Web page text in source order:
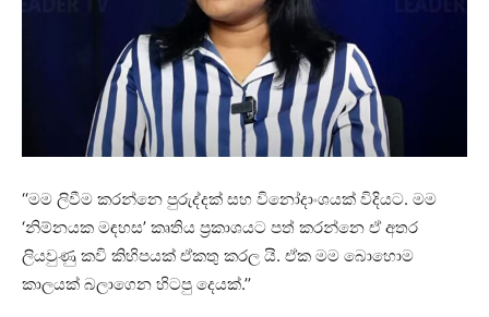
‘‘මම ලිවීම කරන්නෙ පුරුද්දක් සහ විනෝදාංශයක් විදියට. මම
‘නිම්නයක මඳහස’ කෘතිය ප්‍රකාශයට පත් කරන්නෙ ඒ අතර
ලියවුණු කවි කිහිපයක් ඒකතු කරල යි. ඒක මම බොහොම
කාලයක් බලාගෙන හිටපු දෙයක්.’’